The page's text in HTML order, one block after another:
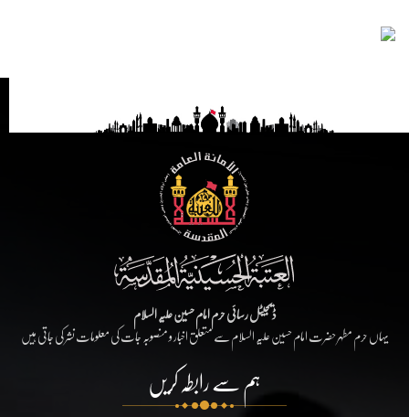
ڈیجیٹل رسائی حرم امام حسین علیہ السلام
یہاں حرم مطہر حضرت امام حسین علیہ السلام سے متعلق اخبار و منصوبہ جات کی معلومات نشر کی جاتی ہیں
ہم سے رابطہ کریں